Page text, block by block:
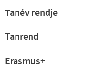
Tanév rendje
Tanrend
Erasmus+